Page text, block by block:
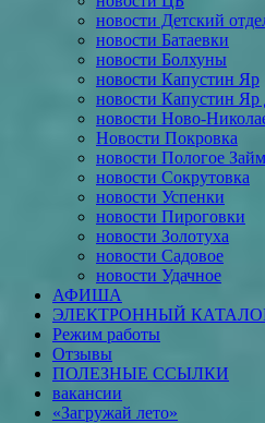
новости Детский
новости Батаевки
новости Болхуны
новости Капустин Яр
новости Капустин Яр
новости Ново-
Новости Покровка
новости Пологое
новости Сокрутовка
новости Успенки
новости Пироговки
новости Золотуха
новости Садовое
новости Удачное
АФИША
ЭЛЕКТРОННЫЙ
Режим работы
Отзывы
ПОЛЕЗНЫЕ ССЫЛКИ
вакансии
«Загружай лето»